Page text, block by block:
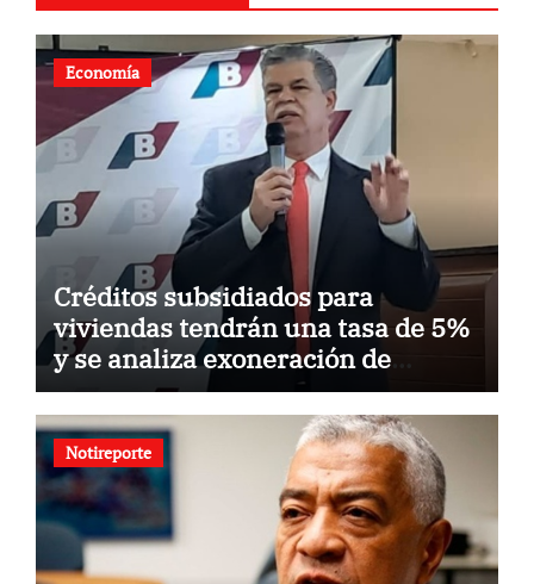
Economía
Créditos subsidiados para
viviendas tendrán una tasa de 5%
y se analiza exoneración de
aranceles
Notireporte